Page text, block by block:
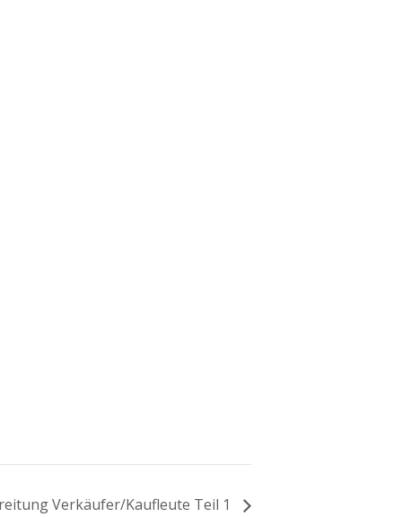
Verkäufer/Kaufleute Teil 1